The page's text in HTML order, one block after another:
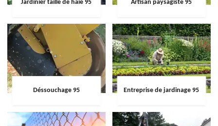
Jardinier taille de haie 95 Artisan paysagiste 95
Déssouchage 95 Entreprise de jardinage 95